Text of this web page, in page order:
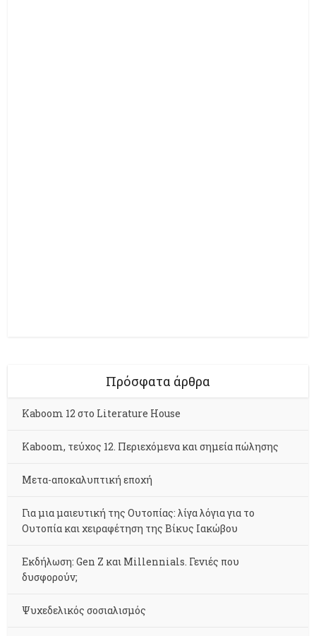
Πρόσφατα άρθρα
Kaboom 12 στο Literature House
Kaboom, τεύχος 12. Περιεχόμενα και σημεία πώλησης
Μετα-αποκαλυπτική εποχή
Για μια μαιευτική της Ουτοπίας: λίγα λόγια για το
Ουτοπία και χειραφέτηση της Βίκυς Ιακώβου
Εκδήλωση: Gen Z και Millennials. Γενιές που
δυσφορούν;
Ψυχεδελικός σοσιαλισμός